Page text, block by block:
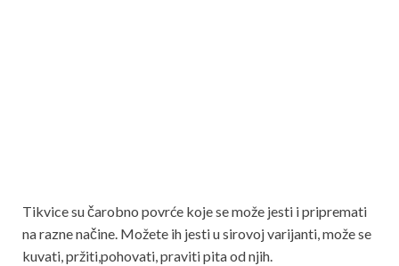
Tikvice su čarobno povrće koje se može jesti i pripremati
na razne načine. Možete ih jesti u sirovoj varijanti, može se
kuvati, pržiti,pohovati, praviti pita od njih.